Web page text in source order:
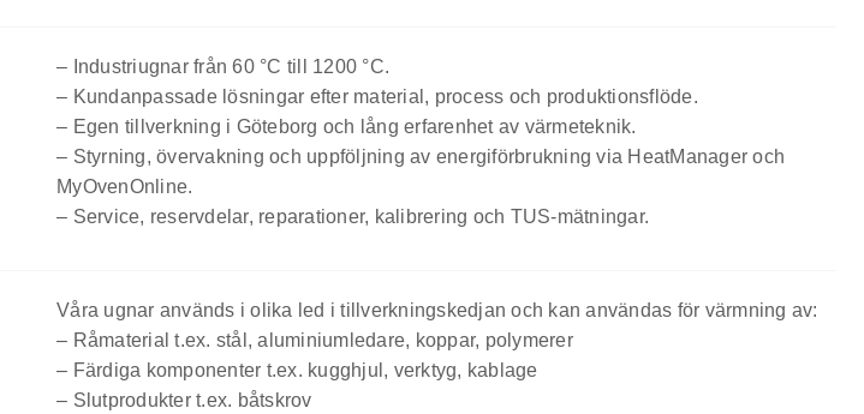
– Industriugnar från 60 °C till 1200 °C.
– Kundanpassade lösningar efter material, process och produktionsflöde.
– Egen tillverkning i Göteborg och lång erfarenhet av värmeteknik.
– Styrning, övervakning och uppföljning av energiförbrukning via HeatManager och
MyOvenOnline.
– Service, reservdelar, reparationer, kalibrering och TUS-mätningar.
Våra ugnar används i olika led i tillverkningskedjan och kan användas för värmning av:
– Råmaterial t.ex. stål, aluminiumledare, koppar, polymerer
– Färdiga komponenter t.ex. kugghjul, verktyg, kablage
– Slutprodukter t.ex. båtskrov